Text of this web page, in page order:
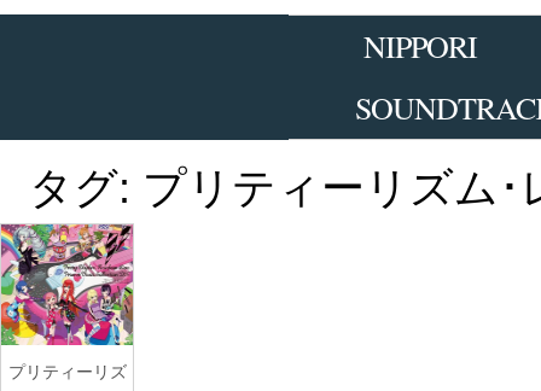
Skip
NIPPORI
タグ: プリティーリズム
プリティーリズ